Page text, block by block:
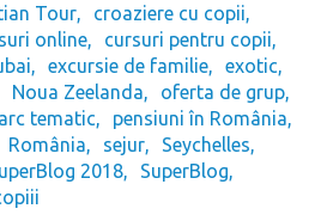
Tour
croaziere cu copii
online
cursuri pentru copii
excursie de familie
exotic
Noua Zeelanda
oferta de grup
tematic
pensiuni în România
România sejur
Seychelles
2018
SuperBlog